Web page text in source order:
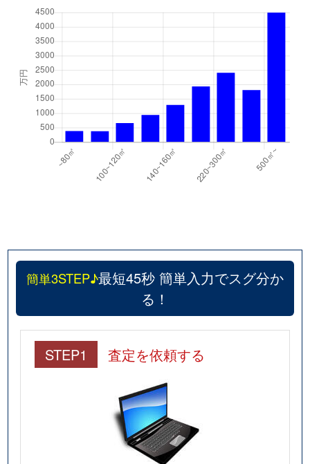
簡単3STEP♪最短45秒 簡単入力でスグ分か
る！
STEP1 査定を依頼する